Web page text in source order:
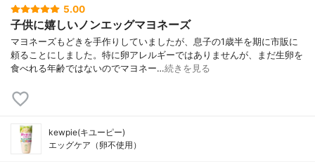
5.00
子供に嬉しいノンエッグマヨネーズ
マヨネーズもどきを手作りしていましたが、息子の1歳半を期に市販に
頼ることにしました。特に卵アレルギーではありませんが、まだ生卵を
食べれる年齢ではないのでマヨネー…続きを見る
kewpie(キユーピー)
エッグケア（卵不使用）